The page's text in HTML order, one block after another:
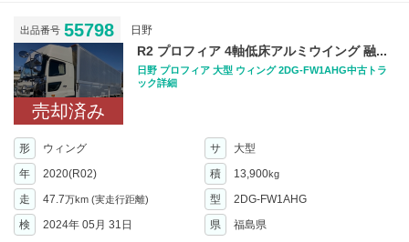
出品番号 55798 日野
売却済み
R2 プロフィア 4軸低床アルミウイング 融...
日野 プロフィア 大型 ウィング 2DG-FW1AHG中古トラ
ック詳細
形 ウィング サ
大型
年
2020(R02) 積 13,900kg
走 47.7万km (実走行距離) 型
2DG-FW1AHG
検
2024年 05月 31日 県 福島県